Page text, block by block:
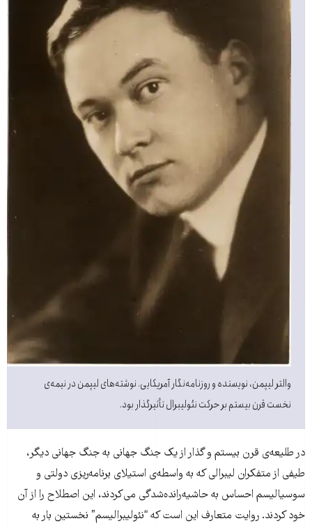
والتر لیپمن، نویسنده و روزنامه‌نگار آمریکایی. نوشته‌های لیپمن در نیمه‌ی
نخست قرن بیستم بر حرکت نئولیبرال تأثیرگذار بود.
در طلیعه‌ی قرن بیستم و گذار از یک جنگ جهانی به جنگ جهانی دیگر،
طیفی از متفکران لیبرالی که به واسطه‌ی استیلای برنامه‌ریزی دولتی و
سوسیالیسم احساس به حاشیه‌رانده‌شدگی می‌کردند، این اصطلاح را از آن
خود کردند. روایت متعارف این است که “نئولیبرالیسم” نخستین بار به